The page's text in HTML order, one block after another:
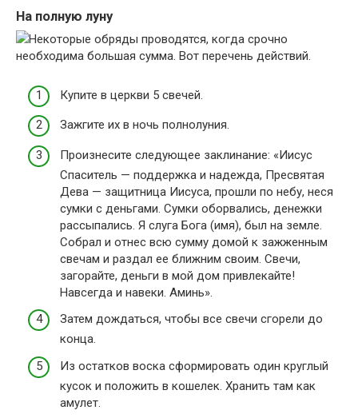
На полную луну
Некоторые обряды проводятся, когда срочно
необходима большая сумма. Вот перечень действий.
Купите в церкви 5 свечей.
Зажгите их в ночь полнолуния.
Произнесите следующее заклинание: «Иисус
Спаситель — поддержка и надежда, Пресвятая
Дева — защитница Иисуса, прошли по небу, неся
сумки с деньгами. Сумки оборвались, денежки
рассыпались. Я слуга Бога (имя), был на земле.
Собрал и отнес всю сумму домой к зажженным
свечам и раздал ее ближним своим. Свечи,
загорайте, деньги в мой дом привлекайте!
Навсегда и навеки. Аминь».
Затем дождаться, чтобы все свечи сгорели до
конца.
Из остатков воска сформировать один круглый
кусок и положить в кошелек. Хранить там как
амулет.